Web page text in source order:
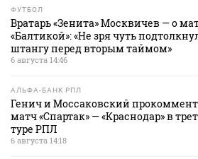
ФУТБОЛ
Вратарь «Зенита» Москвичев — о
«Балтикой»: «Не зря чуть
штангу перед вторым таймом»
6 августа 14:46
АЛЬФА-БАНК РПЛ
Генич и Моссаковский
матч «Спартак» — «Краснодар» в
туре РПЛ
6 августа 14:18